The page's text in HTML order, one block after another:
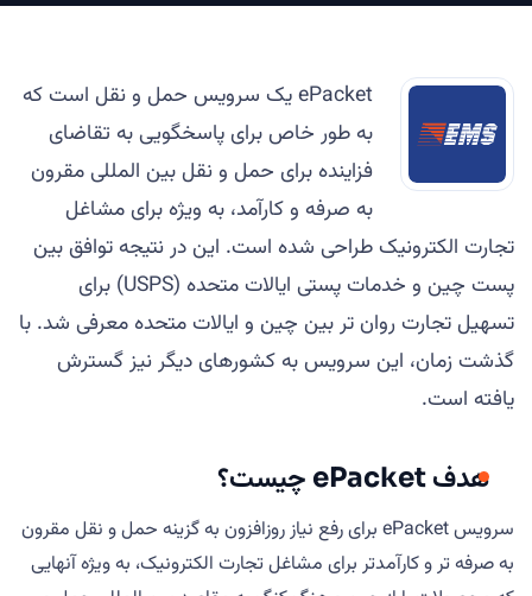
ePacket یک سرویس حمل و نقل است که
به طور خاص برای پاسخگویی به تقاضای
فزاینده برای حمل و نقل بین المللی مقرون
به صرفه و کارآمد، به ویژه برای مشاغل
تجارت الکترونیک طراحی شده است. این در نتیجه توافق بین
پست چین و خدمات پستی ایالات متحده (USPS) برای
تسهیل تجارت روان تر بین چین و ایالات متحده معرفی شد. با
گذشت زمان، این سرویس به کشورهای دیگر نیز گسترش
یافته است.
هدف ePacket چیست؟
سرویس ePacket برای رفع نیاز روزافزون به گزینه حمل و نقل مقرون
به صرفه تر و کارآمدتر برای مشاغل تجارت الکترونیک، به ویژه آنهایی